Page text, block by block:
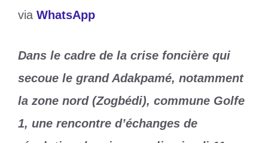
via WhatsApp
Dans le cadre de la crise foncière qui
secoue le grand Adakpamé, notamment
la zone nord (Zogbédi), commune Golfe
1, une rencontre d’échanges de